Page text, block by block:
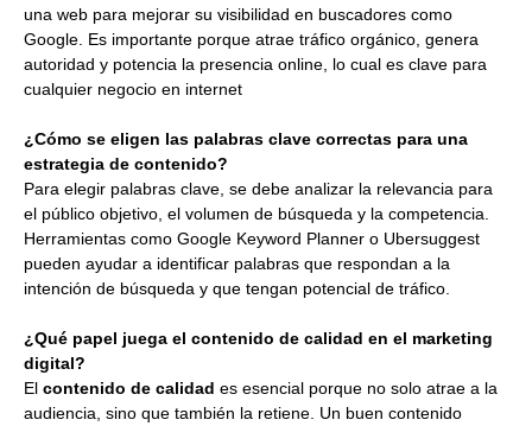
una web para mejorar su visibilidad en buscadores como
Google. Es importante porque atrae tráfico orgánico, genera
autoridad y potencia la presencia online, lo cual es clave para
cualquier negocio en internet
¿Cómo se eligen las palabras clave correctas para una
estrategia de contenido?
Para elegir palabras clave, se debe analizar la relevancia para
el público objetivo, el volumen de búsqueda y la competencia.
Herramientas como Google Keyword Planner o Ubersuggest
pueden ayudar a identificar palabras que respondan a la
intención de búsqueda y que tengan potencial de tráfico.
¿Qué papel juega el contenido de calidad en el marketing
digital?
El contenido de calidad es esencial porque no solo atrae a la
audiencia, sino que también la retiene. Un buen contenido